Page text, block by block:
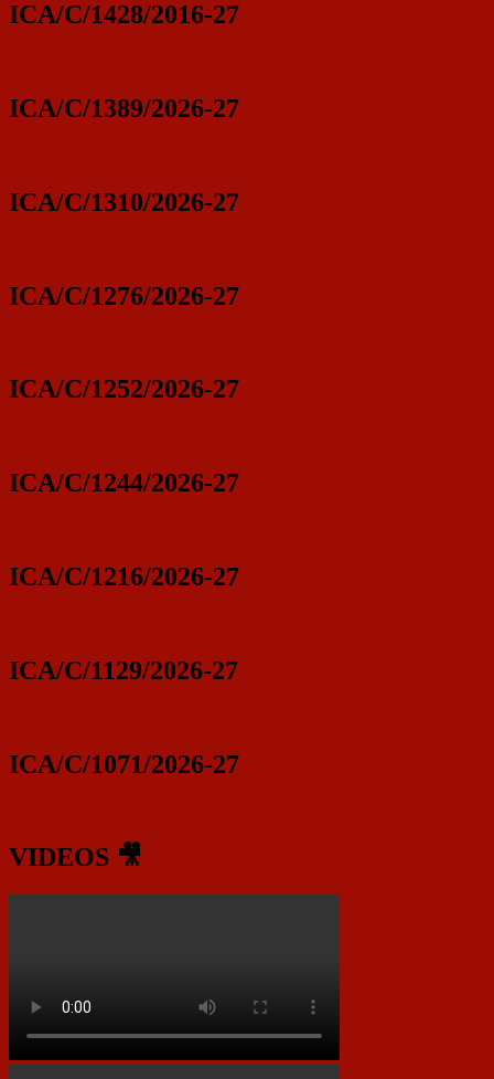
ICA/C/1428/2016-27
ICA/C/1389/2026-27
ICA/C/1310/2026-27
ICA/C/1276/2026-27
ICA/C/1252/2026-27
ICA/C/1244/2026-27
ICA/C/1216/2026-27
ICA/C/1129/2026-27
ICA/C/1071/2026-27
VIDEOS 🎥